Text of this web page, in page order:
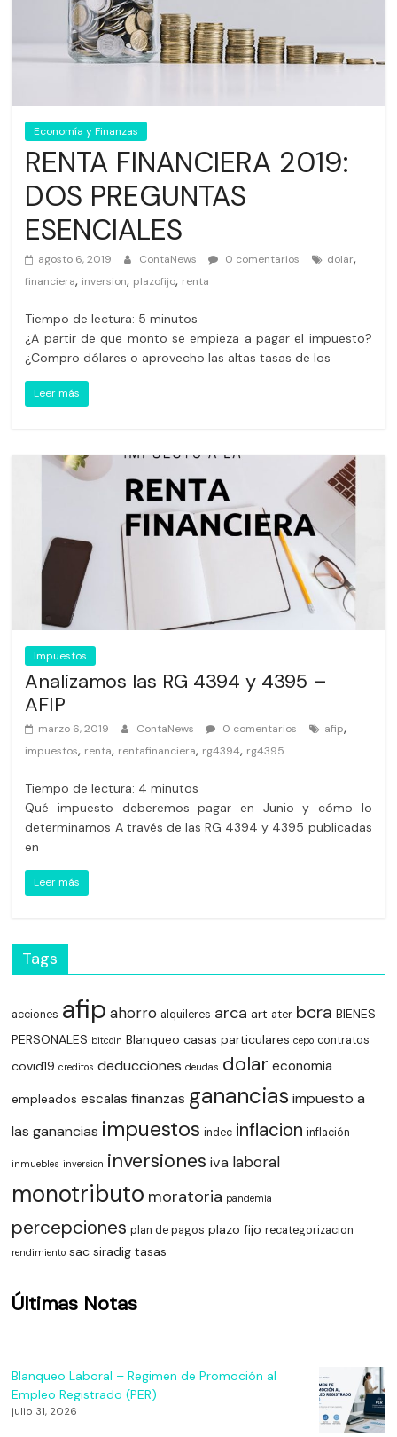
Economía y Finanzas
RENTA FINANCIERA 2019:
DOS PREGUNTAS
ESENCIALES
agosto 6, 2019 ContaNews 0 comentarios dolar,
financiera, inversion, plazofijo, renta
Tiempo de lectura: 5 minutos
¿A partir de que monto se empieza a pagar el impuesto?
¿Compro dólares o aprovecho las altas tasas de los
Leer más
Impuestos
Analizamos las RG 4394 y 4395 –
AFIP
marzo 6, 2019 ContaNews 0 comentarios afip,
impuestos, renta, rentafinanciera, rg4394, rg4395
Tiempo de lectura: 4 minutos
Qué impuesto deberemos pagar en Junio y cómo lo
determinamos A través de las RG 4394 y 4395 publicadas
en
Leer más
Tags
acciones afip ahorro alquileres arca art ater bcra BIENES
PERSONALES bitcoin Blanqueo casas particulares cepo contratos
covid19 creditos deducciones deudas dolar economia
empleados escalas finanzas ganancias impuesto a
las ganancias impuestos indec inflacion inflación
inmuebles inversion inversiones iva laboral
monotributo moratoria pandemia
percepciones plan de pagos plazo fijo recategorizacion
rendimiento sac siradig tasas
Últimas Notas
Blanqueo Laboral – Regimen de Promoción al
Empleo Registrado (PER)
julio 31, 2026